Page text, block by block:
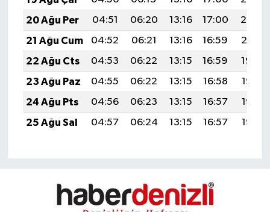
20 Ağu Per
04:51 06:20 13:16 17:00
20:02
21 Ağu Cum
04:52 06:21 13:16 16:59
20:01
22 Ağu Cts
04:53 06:22 13:15 16:59
19:59
23 Ağu Paz
04:55 06:22 13:15 16:58
19:58
24 Ağu Pts
04:56 06:23 13:15 16:57
19:57
25 Ağu Sal
04:57 06:24 13:15 16:57 19:55